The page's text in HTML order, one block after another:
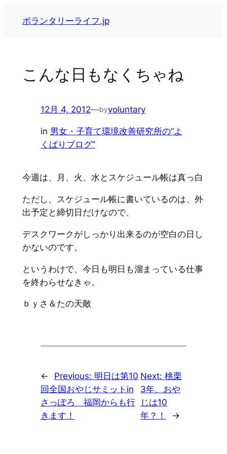
ボランタリーライフ.jp
こんな日もなくちゃね
12月 4, 2012—byvoluntary
in 男女・子育て環境改善研究所の“よ
くばりブログ”
今週は、月、火、水とスケジュール帳は真っ白
ただし、スケジュール帳に書いているのは、外
出予定と締切日だけなので、
デスクワークがしっかり出来るのが空白の日し
かないのです。
というわけで、今日も明日も溜まっている仕事
を終わらせなきゃ。
ｂｙさ＆たの天敵
← Previous: 明日は第10
回全国おやじサミットin
さっぽろ 福岡からも行
きます！
Next:桃栗
3年、おや
じは10
年？！
→